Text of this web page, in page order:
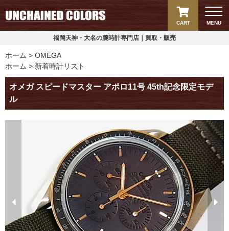
MENU
CART
福岡天神・大名の腕時計専門店｜買取・販売
ホーム
OMEGA
ホーム
新着時計リスト
オメガ スピードマスター アポロ11号 45th記念限定モデ
ル